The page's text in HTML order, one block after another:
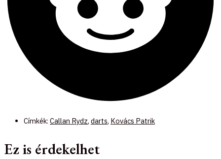
Címkék: Callan Rydz, darts, Kovács Patrik
Ez is érdekelhet